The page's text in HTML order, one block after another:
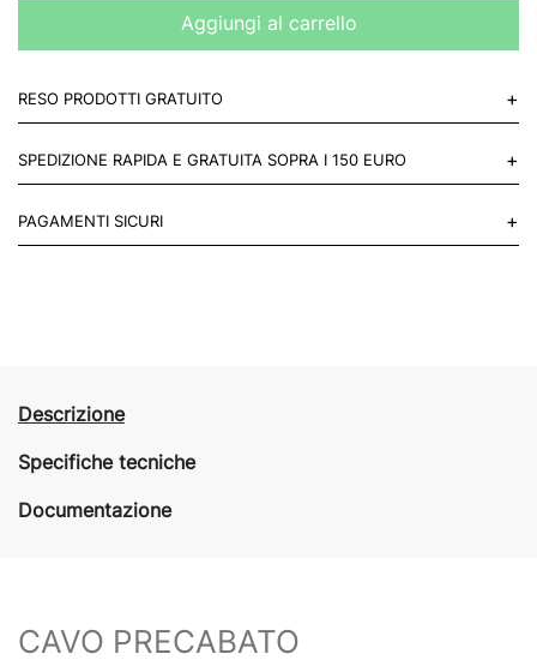
Aggiungi al carrello
RESO PRODOTTI GRATUITO +
Mettiti in contatto con noi
SPEDIZIONE RAPIDA E GRATUITA SOPRA I 150 EURO +
del mondo.
PAGAMENTI SICURI +
Descrizione
Specifiche tecniche
Documentazione
CAVO PRECABATO